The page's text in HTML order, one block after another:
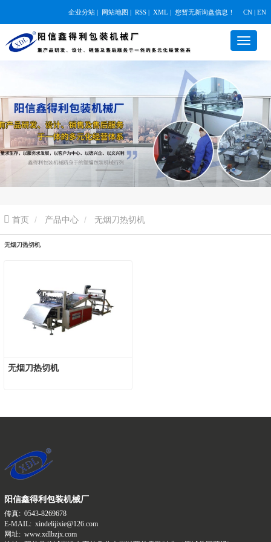
企业分站| 网站地图 | RSS| XML | 您暂无新询盘信息！ CN | EN
首页 产品中心 无烟刀热切机
无烟刀热切机
无烟刀热切机
阳信鑫得利包装机械厂
传真: 0543-8269678
E-MAIL: xindelijixie@126.com
网址: www.xdlbzjx.com